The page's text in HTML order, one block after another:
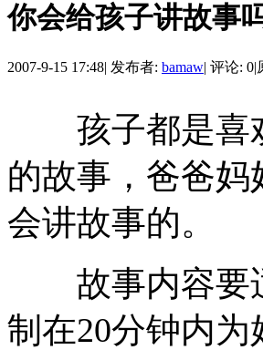
你会给孩子讲故事
2007-9-15 17:48| 发布者: bamaw| 评论: 0|
孩子都是喜欢
的故事，爸爸
会讲故事的。
故事内容要适
制在20分钟内